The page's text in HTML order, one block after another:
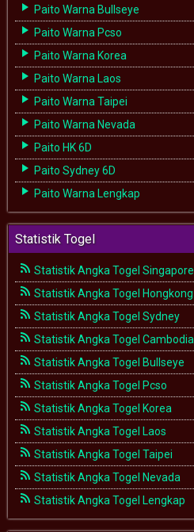
Paito Warna Bullseye
Paito Warna Pcso
Paito Warna Korea
Paito Warna Laos
Paito Warna Taipei
Paito Warna Nevada
Paito HK 6D
Paito Sydney 6D
Paito Warna Lengkap
Statistik Togel
Statistik Angka Togel Singapore
Statistik Angka Togel Hongkong
Statistik Angka Togel Sydney
Statistik Angka Togel Cambodia
Statistik Angka Togel Bullseye
Statistik Angka Togel Pcso
Statistik Angka Togel Korea
Statistik Angka Togel Laos
Statistik Angka Togel Taipei
Statistik Angka Togel Nevada
Statistik Angka Togel Lengkap